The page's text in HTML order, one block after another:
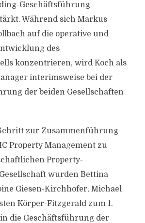
Geschäftsführung
Während sich Markus
auf die operative und
des
konzentrieren, wird Koch als
interimsweise bei der
der beiden Gesellschaften
zur Zusammenführung
Property Management zu
Property-
wurden Bettina
Giesen-Kirchhofer, Michael
Körper-Fitzgerald zum 1.
die Geschäftsführung der